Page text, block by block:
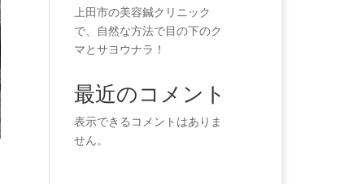
上田市の美容鍼クリニック
で、自然な方法で目の下のク
マとサヨウナラ！
最近のコメント
表示できるコメントはありま
せん。